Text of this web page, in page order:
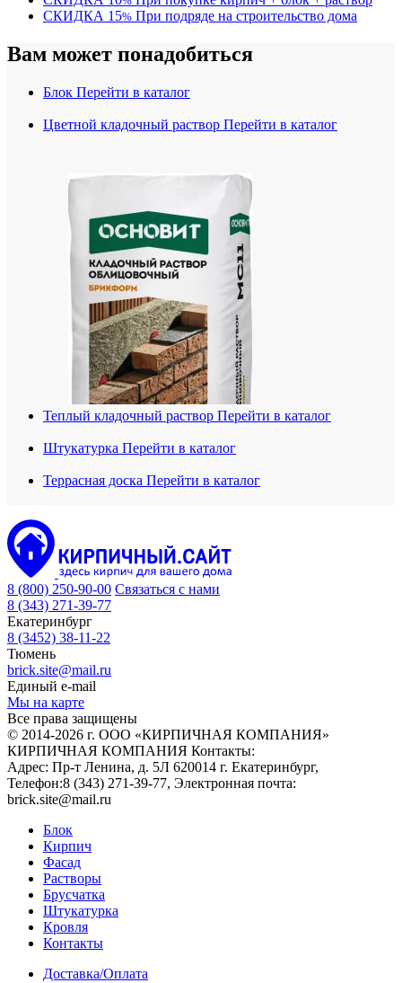
СКИДКА 15% При подряде на строительство дома
Вам может понадобиться
Блок Перейти в каталог
Цветной кладочный раствор Перейти в каталог
Теплый кладочный раствор Перейти в каталог
Штукатурка Перейти в каталог
Террасная доска Перейти в каталог
8 (800) 250-90-00 Связаться с нами
8 (343) 271-39-77
Екатеринбург
8 (3452) 38-11-22
Тюмень
brick.site@mail.ru
Единый e-mail
Мы на карте
Все права защищены
© 2014-2026 г. ООО «КИРПИЧНАЯ КОМПАНИЯ»
КИРПИЧНАЯ КОМПАНИЯ Контакты:
Адрес: Пр-т Ленина, д. 5Л 620014 г. Екатеринбург,
Телефон:8 (343) 271-39-77, Электронная почта:
brick.site@mail.ru
Блок
Кирпич
Фасад
Растворы
Брусчатка
Штукатурка
Кровля
Контакты
Доставка/Оплата